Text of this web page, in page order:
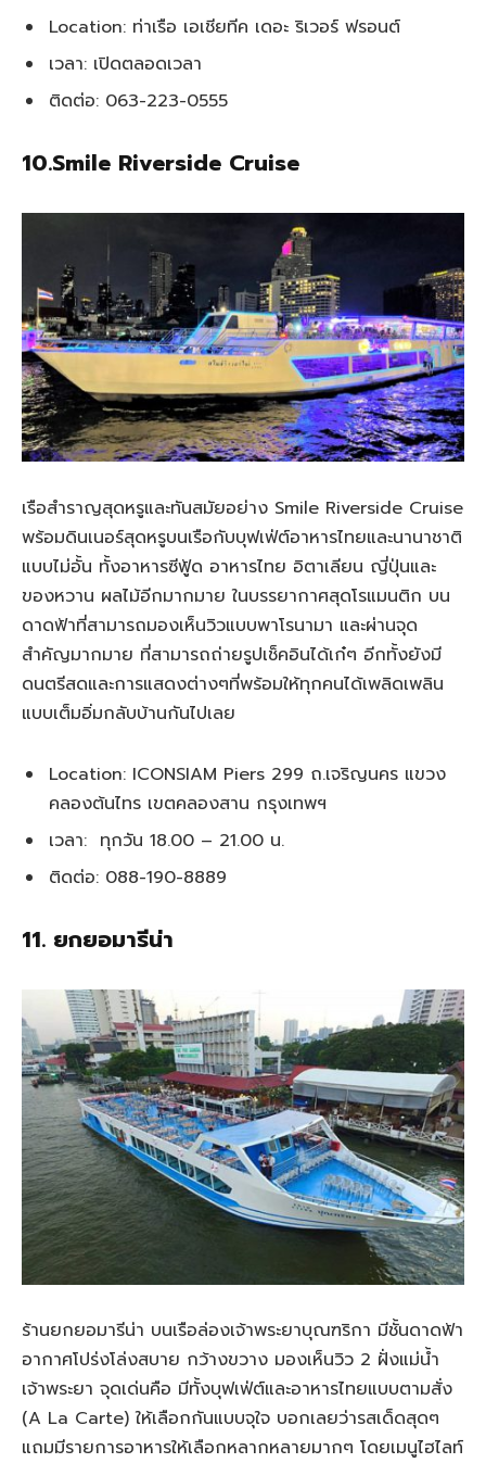
Location: ท่าเรือ เอเชียทีค เดอะ ริเวอร์ ฟรอนต์
เวลา: เปิดตลอดเวลา
ติดต่อ: 063-223-0555
10.Smile Riverside Cruise
เรือสำราญสุดหรูและทันสมัยอย่าง Smile Riverside Cruise
พร้อมดินเนอร์สุดหรูบนเรือกับบุฟเฟ่ต์อาหารไทยและนานาชาติ
แบบไม่อั้น ทั้งอาหารซีฟู้ด อาหารไทย อิตาเลียน ญี่ปุ่นและ
ของหวาน ผลไม้อีกมากมาย ในบรรยากาศสุดโรแมนติก บน
ดาดฟ้าที่สามารถมองเห็นวิวแบบพาโรนามา และผ่านจุด
สำคัญมากมาย ที่สามารถถ่ายรูปเช็คอินได้เก๋ๆ อีกทั้งยังมี
ดนตรีสดและการแสดงต่างๆที่พร้อมให้ทุกคนได้เพลิดเพลิน
แบบเต็มอิ่มกลับบ้านกันไปเลย
Location: ICONSIAM Piers 299 ถ.เจริญนคร แขวง
คลองต้นไทร เขตคลองสาน กรุงเทพฯ
เวลา: ทุกวัน 18.00 – 21.00 น.
ติดต่อ: 088-190-8889
11. ยกยอมารีน่า
ร้านยกยอมารีน่า บนเรือล่องเจ้าพระยาบุณฑริกา มีชั้นดาดฟ้า
อากาศโปร่งโล่งสบาย กว้างขวาง มองเห็นวิว 2 ฝั่งแม่น้ำ
เจ้าพระยา จุดเด่นคือ มีทั้งบุฟเฟ่ต์และอาหารไทยแบบตามสั่ง
(A La Carte) ให้เลือกกันแบบจุใจ บอกเลยว่ารสเด็ดสุดๆ
แถมมีรายการอาหารให้เลือกหลากหลายมากๆ โดยเมนูไฮไลท์